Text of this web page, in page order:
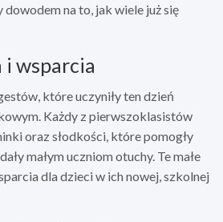
na to, jak wiele już się
i wsparcia
które uczyniły ten dzień
Każdy z pierwszoklasistów
oraz słodkości, które pomogły
małym uczniom otuchy. Te małe
dla dzieci w ich nowej, szkolnej